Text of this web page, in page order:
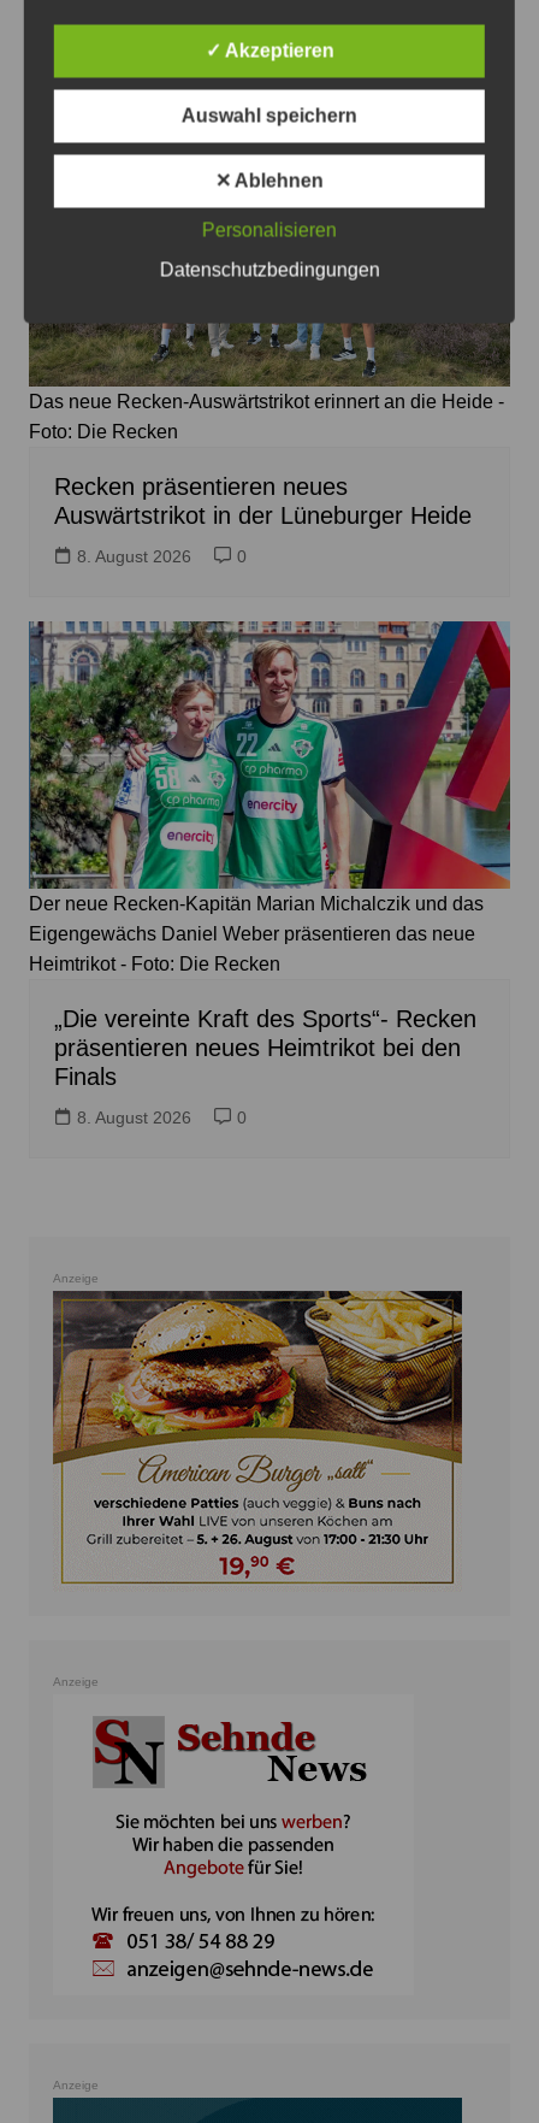
Das könnte Sie auch interessieren
Das neue Recken-Auswärtstrikot erinnert an die Heide -
Foto: Die Recken
Recken präsentieren neues
Auswärtstrikot in der Lüneburger Heide
8. August 2026 0
Der neue Recken-Kapitän Marian Michalczik und das
Eigengewächs Daniel Weber präsentieren das neue
Heimtrikot - Foto: Die Recken
„Die vereinte Kraft des Sports“- Recken
präsentieren neues Heimtrikot bei den
Finals
8. August 2026 0
Anzeige
Anzeige
Anzeige
✓ Akzeptieren
Auswahl speichern
✕ Ablehnen
Personalisieren
Datenschutzbedingungen